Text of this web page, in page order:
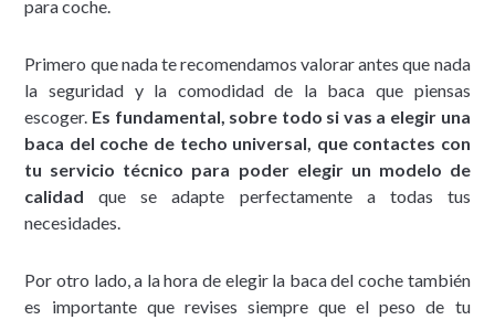
para coche.
Primero que nada te recomendamos valorar antes que nada
la seguridad y la comodidad de la baca que piensas
escoger. Es fundamental, sobre todo si vas a elegir una
baca del coche de techo universal, que contactes con
tu servicio técnico para poder elegir un modelo de
calidad que se adapte perfectamente a todas tus
necesidades.
Por otro lado, a la hora de elegir la baca del coche también
es importante que revises siempre que el peso de tu